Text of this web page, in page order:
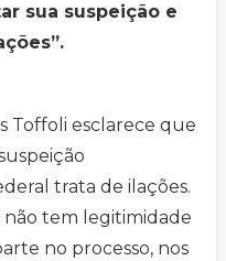
sua suspeição e
Toffoli esclarece que
trata de ilações.
tem legitimidade
no processo, nos